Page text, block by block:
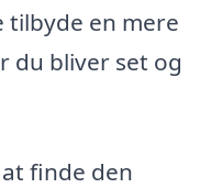
en mere
du bliver set og
finde den